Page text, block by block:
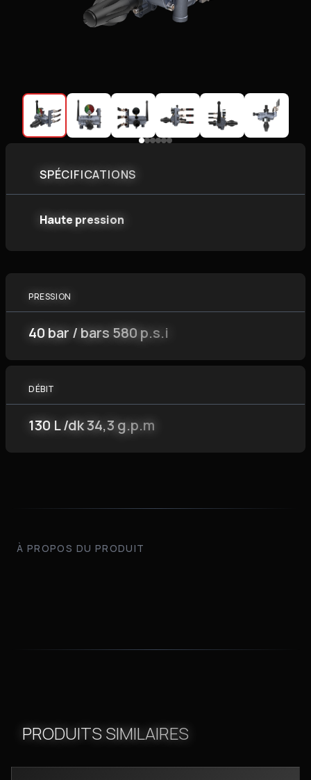
SPÉCIFICATIONS
Haute pression
PRESSION
40 bar / bars 580 p.s.i
DÉBIT
130 L /dk 34,3 g.p.m
À PROPOS DU PRODUIT
PRODUITS SIMILAIRES